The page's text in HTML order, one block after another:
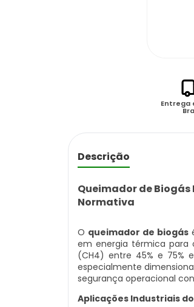
Entrega
Descrição
Queimador de
Normativa
O queimador de biogás
em energia térmica para
(CH4) entre 45% e 75%
especialmente
segurança operacional
Aplicações Industriais